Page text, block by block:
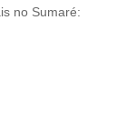
no Sumaré: